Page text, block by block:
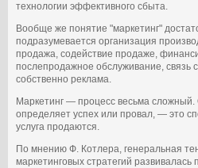
технологии эффективного сбыта.
Вообще же понятие "маркетинг"
подразумевается организация
продажа, содействие продаже,
послепродажное обслуживание, связь
собственно реклама.
Маркетинг — процесс весьма сложный.
определяет успех или провал, — это
услуга продаются.
По мнению Ф. Котлера, генеральная
маркетинговых стратегий развивалась